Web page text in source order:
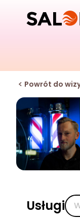
Powrót do
Usługi